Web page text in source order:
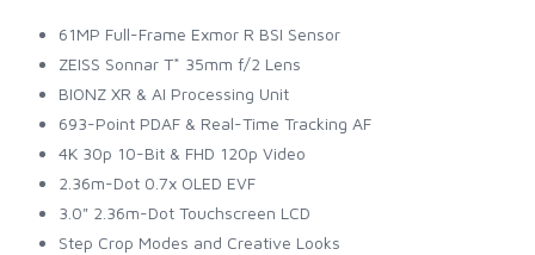
61MP Full-Frame Exmor R BSI Sensor
ZEISS Sonnar T* 35mm f/2 Lens
BIONZ XR & AI Processing Unit
693-Point PDAF & Real-Time Tracking AF
4K 30p 10-Bit & FHD 120p Video
2.36m-Dot 0.7x OLED EVF
3.0" 2.36m-Dot Touchscreen LCD
Step Crop Modes and Creative Looks